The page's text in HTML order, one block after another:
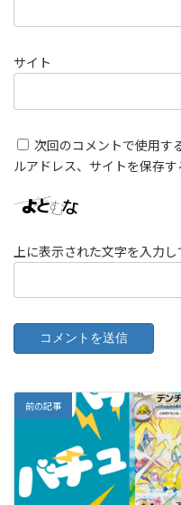
サイト
次回のコメントで使用す
ルアドレス、サイトを保存す
上に表示された文字を入力し
前の記事